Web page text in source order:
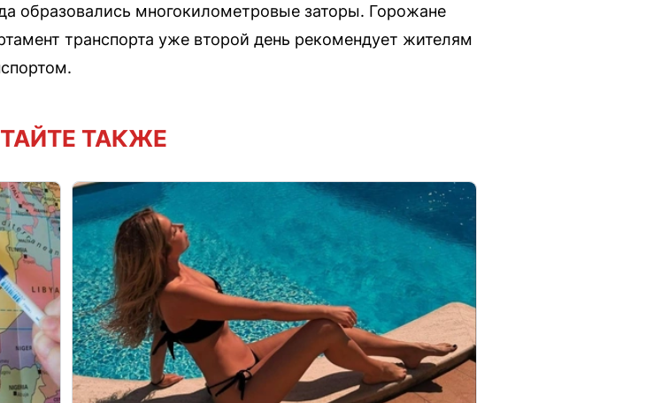
образовались многокилометровые заторы. Горожане
транспорта уже второй день рекомендует жителям
ТАКЖЕ